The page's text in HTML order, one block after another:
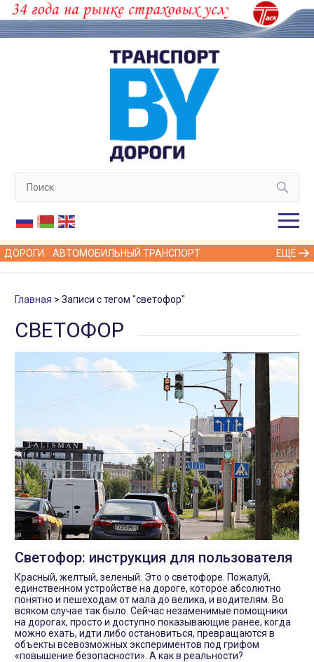
ДОРОГИ АВТОМОБИЛЬНЫЙ ТРАНСПОРТ ЕЩЁ
Главная Записи с тегом "светофор"
СВЕТОФОР
Светофор: инструкция для пользователя
Красный, желтый, зеленый. Это о светофоре. Пожалуй,
единственном устройстве на дороге, которое абсолютно
понятно и пешеходам от мала до велика, и водителям. Во
всяком случае так было. Сейчас незаменимые помощники
на дорогах, просто и доступно показывающие ранее, когда
можно ехать, идти либо остановиться, превращаются в
объекты всевозможных экспериментов под грифом
«повышение безопасности». А как в реальности?